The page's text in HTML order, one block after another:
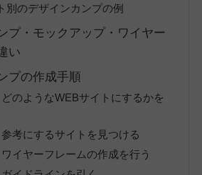
別のデザインカンプの例
プ・モックアップ・ワイヤー
い
プの作成手順
のようなWEBサイトにするかを
考にするサイトを見つける
イヤーフレームの作成を行う